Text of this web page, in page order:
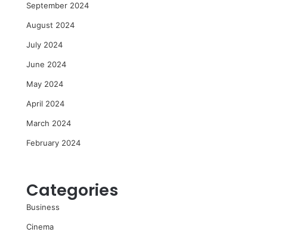
September 2024
August 2024
July 2024
June 2024
May 2024
April 2024
March 2024
February 2024
Categories
Business
Cinema